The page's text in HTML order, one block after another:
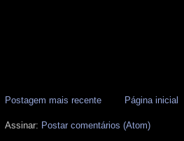
Postagem mais recente Página inicial
Assinar: Postar comentários (Atom)